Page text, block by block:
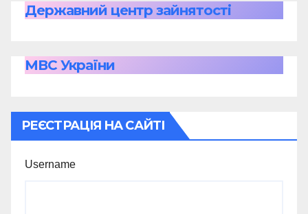
Державний центр зайнятості
МВС України
РЕЄСТРАЦІЯ НА САЙТІ
Username